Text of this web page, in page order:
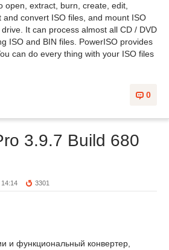
open, extract, burn, create, edit,
convert ISO files, and mount ISO
It can process almost all CD / DVD
ISO and BIN files. PowerISO provides
can do every thing with your ISO files
0
3.9.7 Build 680
3301
и функциональный конвертер,